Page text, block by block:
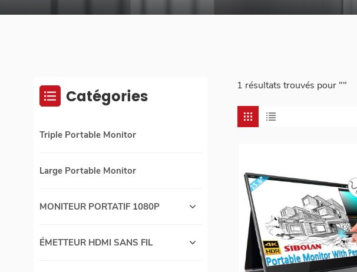
1 résultats trouvés pour ""
Catégories
Triple Portable Monitor
Large Portable Monitor
MONITEUR PORTATIF 1080P
ÉMETTEUR HDMI SANS FIL